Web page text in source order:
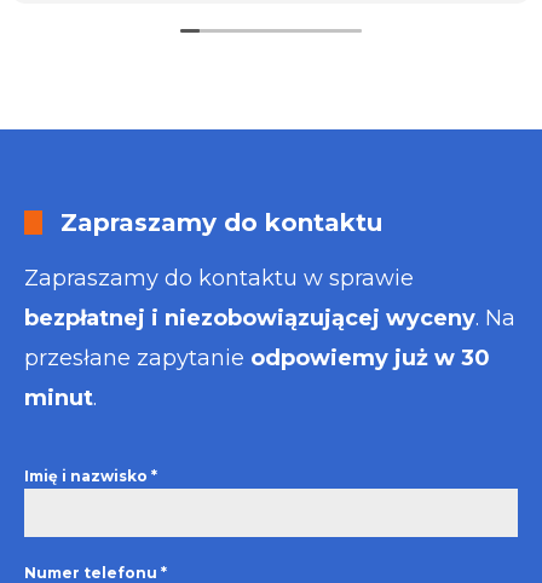
Zapraszamy do kontaktu
Zapraszamy do kontaktu w sprawie
bezpłatnej i niezobowiązującej wyceny. Na
przesłane zapytanie odpowiemy już w 30
minut.
Imię i nazwisko *
Numer telefonu *